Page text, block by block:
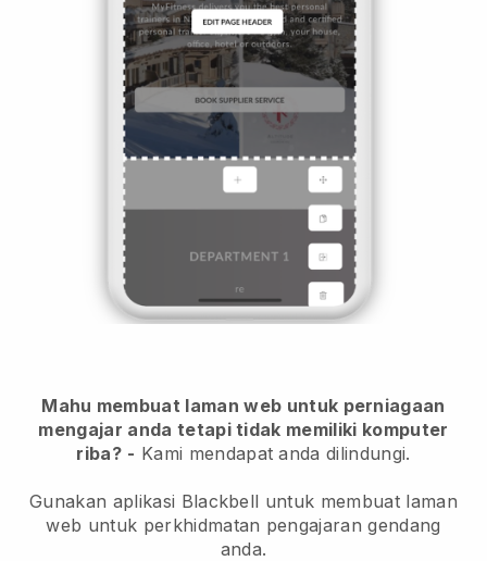
Mahu membuat laman web untuk perniagaan
mengajar anda tetapi tidak memiliki komputer
riba? - Kami mendapat anda dilindungi.
Gunakan aplikasi Blackbell untuk membuat laman
web untuk perkhidmatan pengajaran gendang
anda.